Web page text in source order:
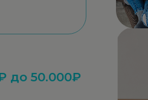
до 50.000₽